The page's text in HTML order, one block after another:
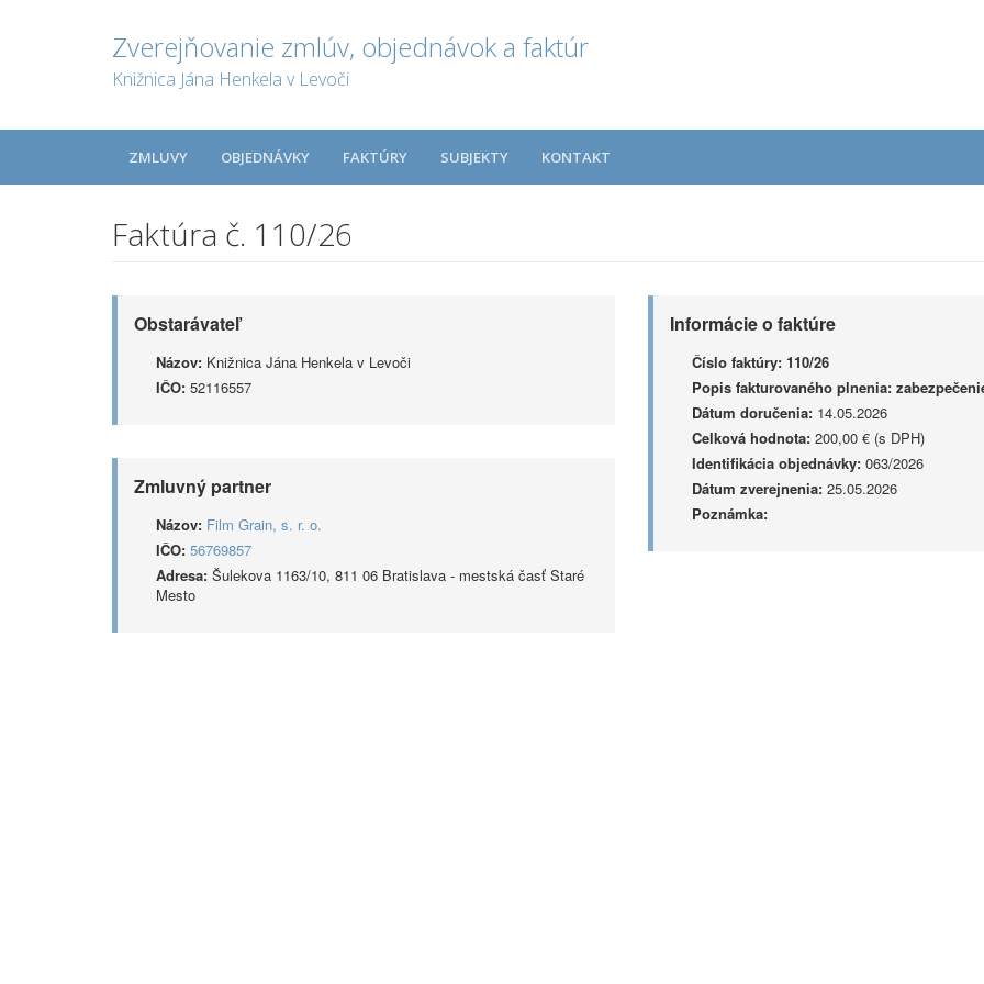
Zverejňovanie zmlúv, objednávok a faktúr
Knižnica Jána Henkela v Levoči
ZMLUVY OBJEDNÁVKY FAKTÚRY SUBJEKTY KONTAKT
Faktúra č. 110/26
Obstarávateľ
Názov: Knižnica Jána Henkela v Levoči
IČO: 52116557
Zmluvný partner
Názov: Film Grain, s. r. o.
IČO: 56769857
Adresa: Šulekova 1163/10, 811 06 Bratislava - mestská časť Staré
Mesto
Informácie o faktúre
Číslo faktúry: 110/26
Popis fakturovaného plnenia:
Dátum doručenia:14.05.2026
Celková hodnota:200,00 € (s DPH)
Identifikácia objednávky:063/2026
Dátum zverejnenia:25.05.2026
Poznámka: